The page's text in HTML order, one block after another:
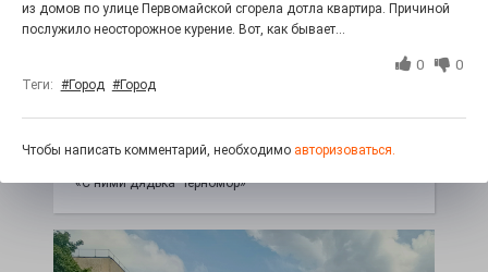
100 футов под килем!
26.07.2026
«С ними дядька Черномор»
из домов по улице Первомайской сгорела дотла квартира. Причиной
послужило неосторожное курение. Вот, как бывает...
0 0
Теги: #Город #Город
Чтобы написать комментарий, необходимо авторизоваться.